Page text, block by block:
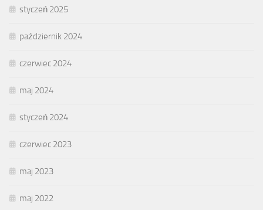
styczeń 2025
październik 2024
czerwiec 2024
maj 2024
styczeń 2024
czerwiec 2023
maj 2023
maj 2022